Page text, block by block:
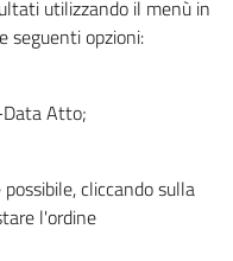
utilizzando il menù in
seguenti opzioni:
Atto;
cliccando sulla
l'ordine